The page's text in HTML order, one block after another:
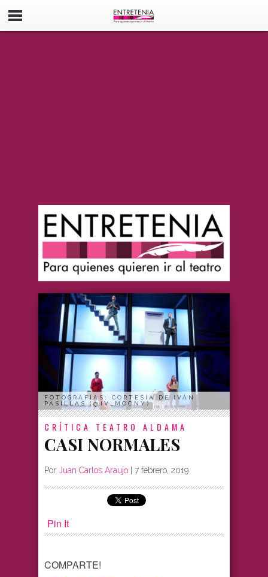
FOTOGRAFÍAS: CORTESÍA DE IVÁN
PASILLAS (@IV_MOONY)
CRÍTICA TEATRO ALDAMA
CASI NORMALES
Por Juan Carlos Araujo | 7 febrero, 2019
Pin It
COMPARTE!